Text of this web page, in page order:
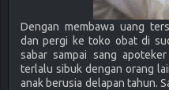
Dengan membawa uang
dan pergi ke toko obat di
sabar sampai sang
terlalu sibuk dengan orang
anak berusia delapan tahun.